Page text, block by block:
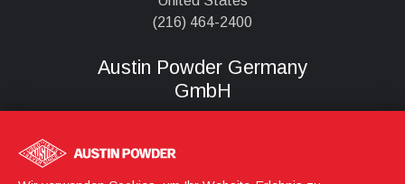
(216) 464-2400
Austin Powder Germany
GmbH
D-90402, Nürnberg